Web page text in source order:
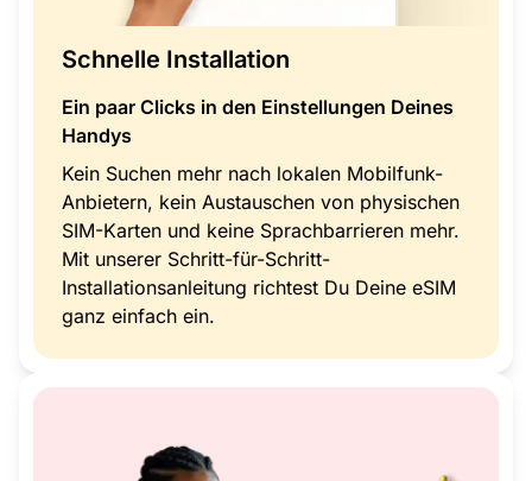
Schnelle Installation
Ein paar Clicks in den Einstellungen Deines
Handys
Kein Suchen mehr nach lokalen Mobilfunk-
Anbietern, kein Austauschen von physischen
SIM-Karten und keine Sprachbarrieren mehr.
Mit unserer Schritt-für-Schritt-
Installationsanleitung richtest Du Deine eSIM
ganz einfach ein.